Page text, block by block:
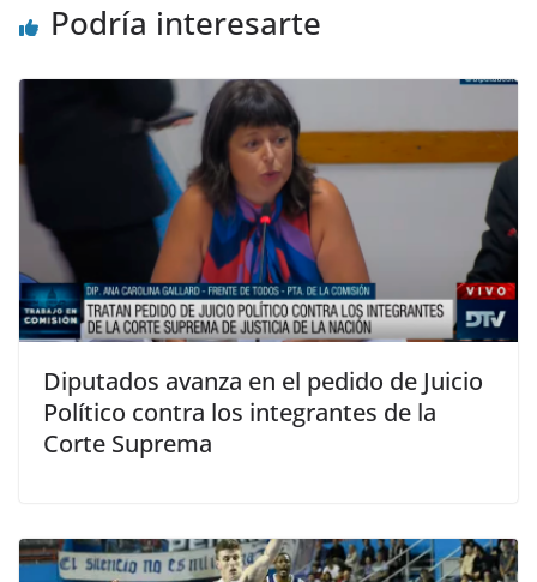
Podría interesarte
Diputados avanza en el pedido de Juicio
Político contra los integrantes de la
Corte Suprema